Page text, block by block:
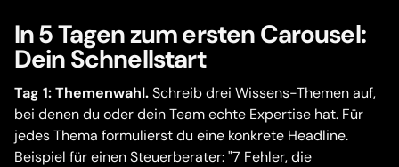
In 5 Tagen zum ersten Carousel:
Dein Schnellstart
Tag 1: Themenwahl.Schreib drei Wissens-Themen auf,
bei denen du oder dein Team echte Expertise hat. Für
jedes Thema formulierst du eine konkrete Headline.
Beispiel für einen Steuerberater: "7 Fehler, die